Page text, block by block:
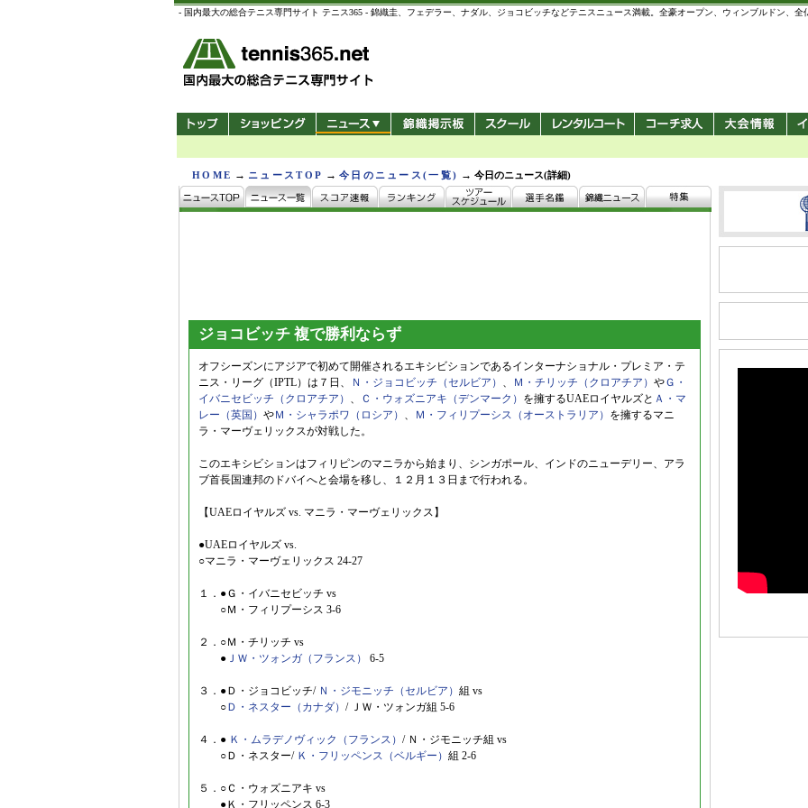
- 国内最大の総合テニス専門サイト テニス365 - 錦織圭、フェデラー、ナダル、ジョコビッチなどテニスニュース満載。全豪オープン、ウィンブルドン、全
HOME → ニュースTOP →今日のニュース(一覧) →今日のニュース(詳細)
ジョコビッチ 複で勝利ならず
オフシーズンにアジアで初めて開催されるエキシビションであるインターナショナル・プレミア・テ
ニス・リーグ（IPTL）は７日、
Ｎ・ジョコビッチ（セルビア） 、 Ｍ・チリッチ（クロアチア） やＧ・
イバニセビッチ（クロアチア） 、 Ｃ・ウォズニアキ（デンマーク） を擁するUAEロイヤルズと Ａ・マ
レー（英国） やＭ・シャラポワ（ロシア） 、 Ｍ・フィリプーシス（オーストラリア） を擁するマニ
ラ・マーヴェリックスが対戦した。
このエキシビションはフィリピンのマニラから始まり、シンガポール、インドのニューデリー、アラ
ブ首長国連邦のドバイへと会場を移し、１２月１３日まで行われる。
【UAEロイヤルズ vs. マニラ・マーヴェリックス】
●UAEロイヤルズ vs.
○マニラ・マーヴェリックス 24-27
１．●Ｇ・イバニセビッチ vs
○Ｍ・フィリプーシス 3-6
２．○Ｍ・チリッチ vs
● ＪＷ・ツォンガ（フランス） 6-5
３．●Ｄ・ジョコビッチ/ Ｎ・ジモニッチ（セルビア） 組 vs
○Ｄ・ネスター（カナダ） / ＪＷ・ツォンガ組 5-6
４．● Ｋ・ムラデノヴィック（フランス） / Ｎ・ジモニッチ組 vs
○Ｄ・ネスター/ Ｋ・フリッペンス（ベルギー） 組 2-6
５．○Ｃ・ウォズニアキ vs
●Ｋ・フリッペンス 6-3